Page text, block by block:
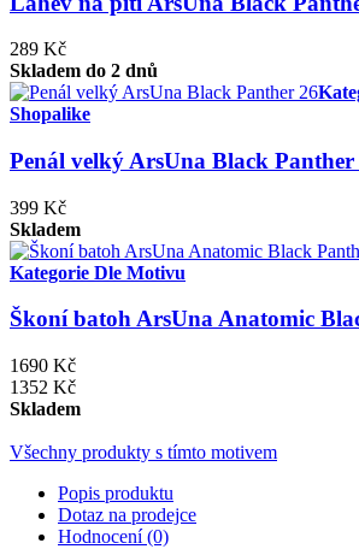
289 Kč
Skladem do 2 dnů
Shopalike
Penál velký ArsUna Black Panther
399 Kč
Skladem
Kategorie Dle Motivu
Škoní batoh ArsUna Anatomic
1690 Kč
1352 Kč
Skladem
Všechny produkty s tímto motivem
Popis produktu
Dotaz na prodejce
Hodnocení (0)